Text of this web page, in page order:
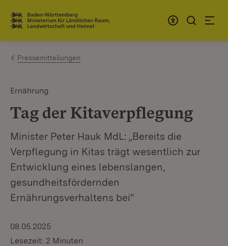
Zum Inhalt springen
Link zur Startseite
Pressemitteilungen
Ernährung
Tag der Kitaverpflegung
Minister Peter Hauk MdL: „Bereits die
Verpflegung in Kitas trägt wesentlich zur
Entwicklung eines lebenslangen,
gesundheitsfördernden
Ernährungsverhaltens bei“
08.05.2025
Lesezeit: 2 Minuten